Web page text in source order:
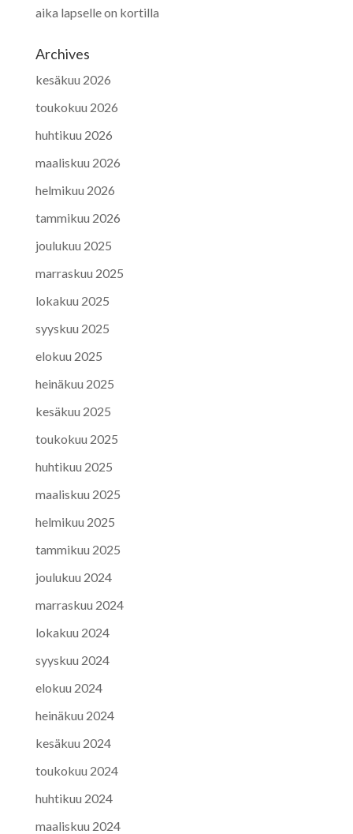
aika lapselle on kortilla
Archives
kesäkuu 2026
toukokuu 2026
huhtikuu 2026
maaliskuu 2026
helmikuu 2026
tammikuu 2026
joulukuu 2025
marraskuu 2025
lokakuu 2025
syyskuu 2025
elokuu 2025
heinäkuu 2025
kesäkuu 2025
toukokuu 2025
huhtikuu 2025
maaliskuu 2025
helmikuu 2025
tammikuu 2025
joulukuu 2024
marraskuu 2024
lokakuu 2024
syyskuu 2024
elokuu 2024
heinäkuu 2024
kesäkuu 2024
toukokuu 2024
huhtikuu 2024
maaliskuu 2024